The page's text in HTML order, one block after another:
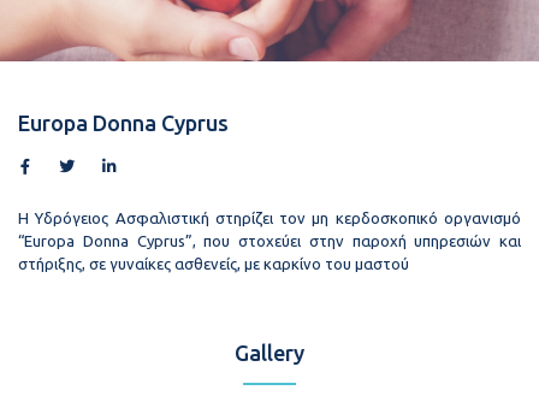
Europa Donna Cyprus
Η Υδρόγειος Ασφαλιστική στηρίζει τον μη κερδοσκοπικό οργανισμό
“Europa Donna Cyprus”, που στοχεύει στην παροχή υπηρεσιών και
στήριξης, σε γυναίκες ασθενείς, με καρκίνο του μαστού
Gallery